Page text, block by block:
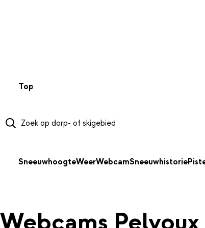
Top 50
SneeuwhoogteWeerWebcamSneeuwhistorie